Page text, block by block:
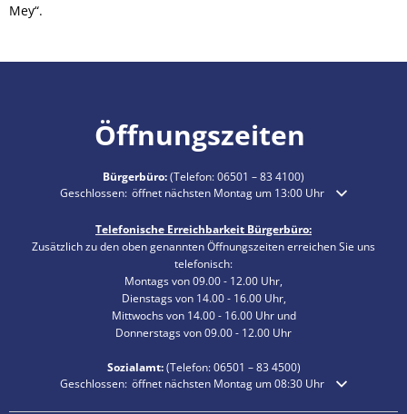
Mey“.
Öffnungszeiten
Bürgerbüro:(Telefon:06501 – 83 4100)
Klicken, um weitere Öffnungs- oder Schließzeiten auszublenden
Geschlossen: öffnet nächsten Montag um 13:00 Uhr
Telefonische Erreichbarkeit Bürgerbüro:
Zusätzlich zu den oben genannten Öffnungszeiten erreichen Sie uns
telefonisch:
Montags von 09.00 - 12.00 Uhr,
Dienstags von 14.00 - 16.00 Uhr,
Mittwochs von 14.00 - 16.00 Uhr und
Donnerstags von 09.00 - 12.00 Uhr
Sozialamt:(Telefon:06501 – 834500)
Klicken, um weitere Öffnungs- oder Schließzeiten auszublenden
Geschlossen: öffnet nächsten Montag um 08:30 Uhr